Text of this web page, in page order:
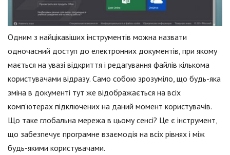
Одним з найцікавіших інструментів можна назвати
одночасний доступ до електронних документів, при якому
мається на увазі відкриття і редагування файлів кількома
користувачами відразу. Само собою зрозуміло, що будь-яка
зміна в документі тут же відображається на всіх
комп'ютерах підключених на даний момент користувачів.
Що таке глобальна мережа в цьому сенсі? Це є інструмент,
що забезпечує програмне взаємодія на всіх рівнях і між
будь-якими користувачами.